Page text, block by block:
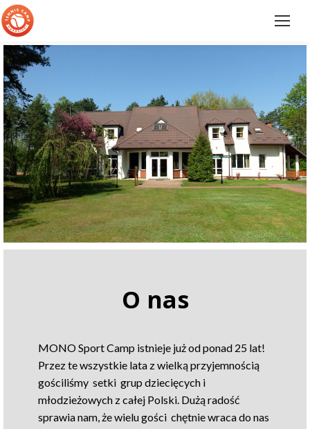
O nas
MONO Sport Camp istnieje już od ponad 25 lat!
Przez te wszystkie lata z wielką przyjemnością
gościliśmy setki grup dziecięcych i
młodzieżowych z całej Polski. Dużą radość
sprawia nam, żewielu gości chętnie wraca do nas